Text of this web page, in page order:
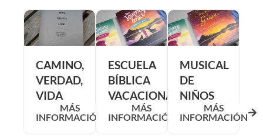
CAMINO,
VERDAD,
VIDA
MÁS
INFORMACIÓN
ESCUELA
BÍBLICA
VACACIONAL
MÁS
INFORMACIÓN
MUSICAL
DE
NIÑOS
MÁS
INFORMACIÓN